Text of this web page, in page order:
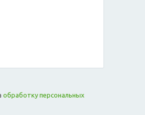
обработку персональных